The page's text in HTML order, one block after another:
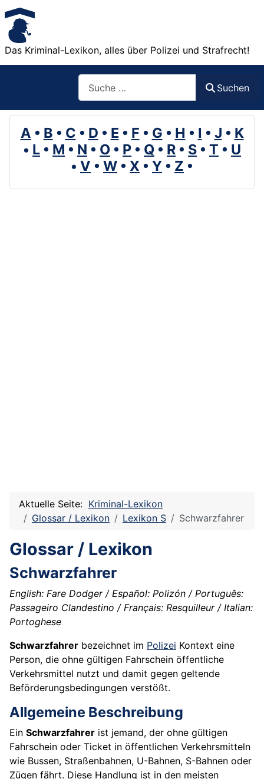
Das Kriminal-Lexikon, alles über Polizei und Strafrecht!
Suchen
A • B • C • D • E • F • G • H • I • J • K
• L • M • N • O • P • Q • R • S • T • U
• V • W • X • Y • Z •
Aktuelle Seite: Kriminal-Lexikon
Glossar / Lexikon
Lexikon S Schwarzfahrer
Glossar / Lexikon
Schwarzfahrer
English: Fare Dodger / Español: Polizón / Português:
Passageiro Clandestino / Français: Resquilleur / Italian:
Portoghese
Schwarzfahrer bezeichnet im Polizei Kontext eine
Person, die ohne gültigen Fahrschein öffentliche
Verkehrsmittel nutzt und damit gegen geltende
Beförderungsbedingungen verstößt.
Allgemeine Beschreibung
Ein Schwarzfahrer ist jemand, der ohne gültigen
Fahrschein oder Ticket in öffentlichen Verkehrsmitteln
wie Bussen, Straßenbahnen, U-Bahnen, S-Bahnen oder
Zügen fährt. Diese Handlung ist in den meisten